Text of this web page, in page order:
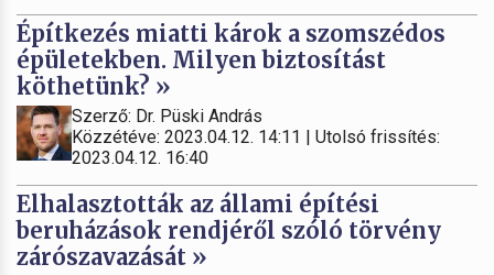
Építkezés miatti károk a szomszédos
épületekben. Milyen biztosítást
köthetünk? »
Szerző: Dr. Püski András
Közzétéve: 2023.04.12. 14:11 | Utolsó frissítés:
2023.04.12. 16:40
Elhalasztották az állami építési
beruházások rendjéről szóló törvény
zárószavazását »